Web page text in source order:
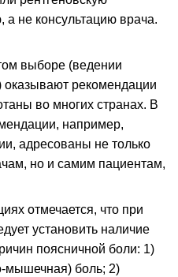
не консультацию врача.
выборе (ведении
оказывают рекомендации
во многих странах. В
например,
адресованы не только
но и самим пациентам,
отмечается, что при
установить наличие
поясничной боли: 1)
мышечная) боль; 2)